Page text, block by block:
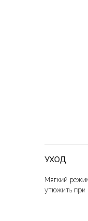
УХОД
Мягкий
утюжить при